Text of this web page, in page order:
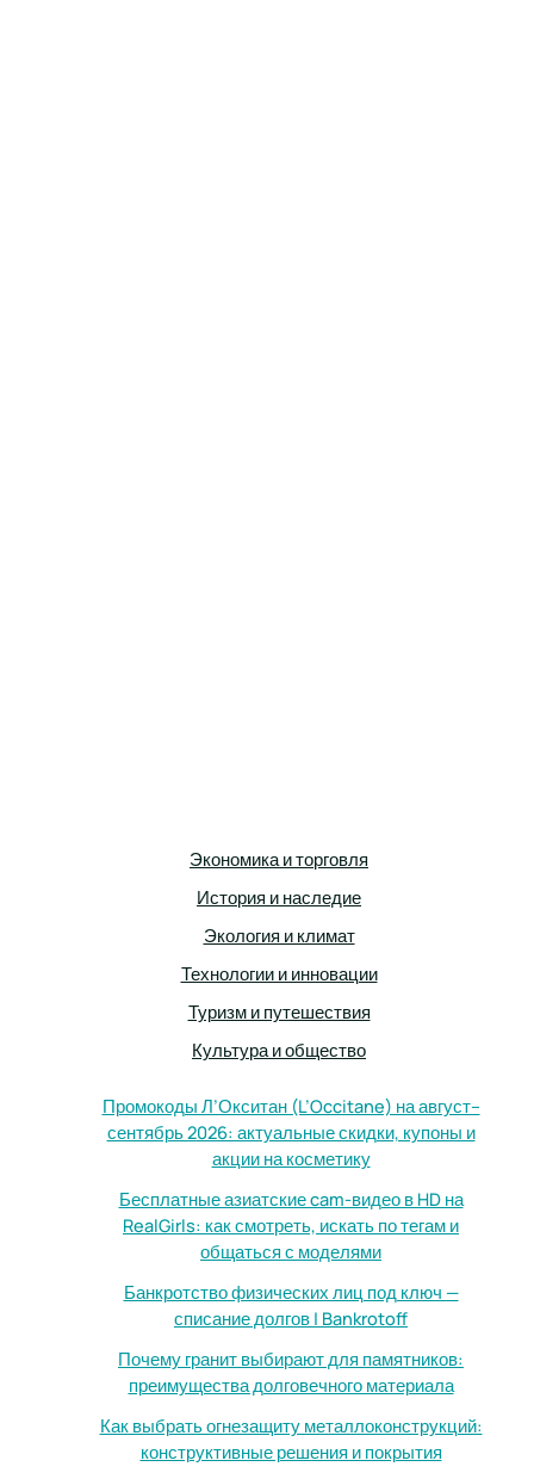
Экономика и торговля
История и наследие
Экология и климат
Технологии и инновации
Туризм и путешествия
Культура и общество
Промокоды Л’Окситан (L’Occitane) на август–
сентябрь 2026: актуальные скидки, купоны и
акции на косметику
Бесплатные азиатские cam-видео в HD на
RealGirls: как смотреть, искать по тегам и
общаться с моделями
Банкротство физических лиц под ключ —
списание долгов | Bankrotoff
Почему гранит выбирают для памятников:
преимущества долговечного материала
Как выбрать огнезащиту металлоконструкций:
конструктивные решения и покрытия